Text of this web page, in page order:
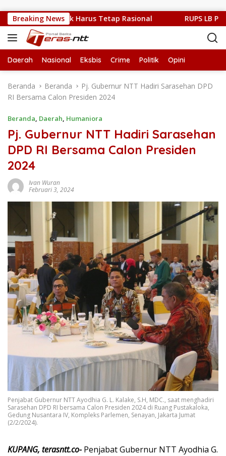
Breaking News
Kritik Publik Harus Tetap Rasional RUPS LB PT.
Daerah Nasional Eksbis Crime Politik Opini
Beranda Beranda
Pj. Gubernur NTT Hadiri Sarasehan DPD
RI Bersama Calon Presiden 2024
Beranda, Daerah, Humaniora
Pj. Gubernur NTT Hadiri Sarasehan
DPD RI Bersama Calon Presiden
2024
Ivan Wuran
Februari 3, 2024
Penjabat Gubernur NTT Ayodhia G. L. Kalake, S.H, MDC., saat menghadiri
Sarasehan DPD RI bersama Calon Presiden 2024 di Ruang Pustakaloka,
Gedung Nusantara IV, Kompleks Parlemen, Senayan, Jakarta Jumat
(2/2/2024).
KUPANG, terasntt.co- Penjabat Gubernur NTT Ayodhia G.